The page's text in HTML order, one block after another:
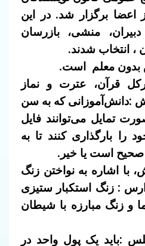
اعضا برگزار شد. در این
منشی، بازرسان
، انتخاب شدند.
قرآن، عترت و نماز
:دانش‌آموزانی که به سن
تمایل می‌توانند فایل
را بارگذاری کنند تا به
صحیح است یا خیر.
با اشاره به نواختن زنگ
: زنگ استکبار ستیزی
و زنگ مبارزه با شیطان
:باید یک پول واحد در